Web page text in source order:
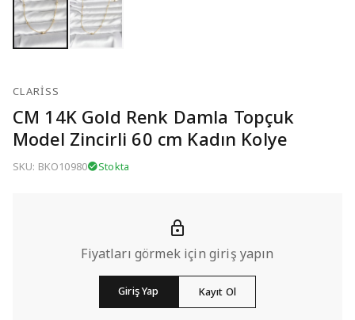
CLARISS
CM 14K Gold Renk Damla Topçuk
Model Zincirli 60 cm Kadın Kolye
SKU: BKO10980 Stokta
Fiyatları görmek için giriş yapın
Giriş Yap Kayıt Ol